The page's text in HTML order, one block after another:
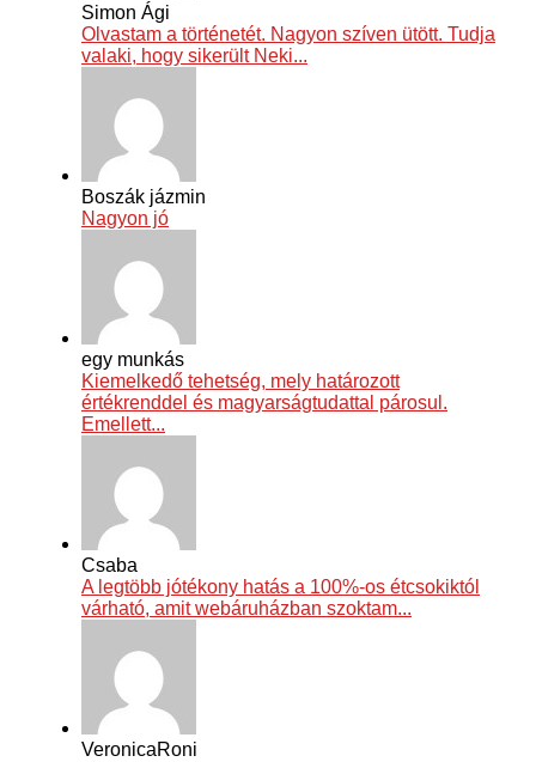
Simon Ági
Olvastam a történetét. Nagyon szíven ütött. Tudja
valaki, hogy sikerült Neki...
Boszák jázmin
Nagyon jó
egy munkás
Kiemelkedő tehetség, mely határozott
értékrenddel és magyarságtudattal párosul.
Emellett...
Csaba
A legtöbb jótékony hatás a 100%-os étcsokiktól
várható, amit webáruházban szoktam...
VeronicaRoni